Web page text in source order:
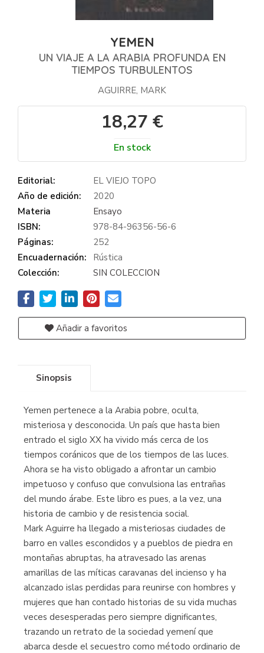
YEMEN
UN VIAJE A LA ARABIA PROFUNDA EN
TIEMPOS TURBULENTOS
AGUIRRE, MARK
18,27 €
En stock
Editorial:
EL VIEJO TOPO
Año de edición:
2020
Materia
Ensayo
ISBN:
978-84-96356-56-6
Páginas:
252
Encuadernación:
Rústica
Colección:
SIN COLECCION
Añadir a favoritos
Sinopsis
Yemen pertenece a la Arabia pobre, oculta,
misteriosa y desconocida. Un país que hasta bien
entrado el siglo XX ha vivido más cerca de los
tiempos coránicos que de los tiempos de las luces.
Ahora se ha visto obligado a afrontar un cambio
impetuoso y confuso que convulsiona las entrañas
del mundo árabe. Este libro es pues, a la vez, una
historia de cambio y de resistencia social.
Mark Aguirre ha llegado a misteriosas ciudades de
barro en valles escondidos y a pueblos de piedra en
montañas abruptas, ha atravesado las arenas
amarillas de las míticas caravanas del incienso y ha
alcanzado islas perdidas para reunirse con hombres y
mujeres que han contado historias de su vida muchas
veces desesperadas pero siempre dignificantes,
trazando un retrato de la sociedad yemení que
abarca desde el secuestro como método ordinario de